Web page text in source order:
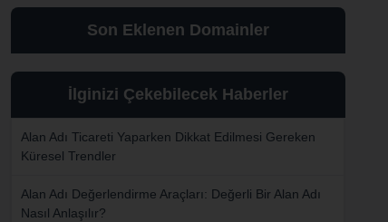
Son Eklenen Domainler
İlginizi Çekebilecek Haberler
Alan Adı Ticareti Yaparken Dikkat Edilmesi Gereken
Küresel Trendler
Alan Adı Değerlendirme Araçları: Değerli Bir Alan Adı
Nasıl Anlaşılır?